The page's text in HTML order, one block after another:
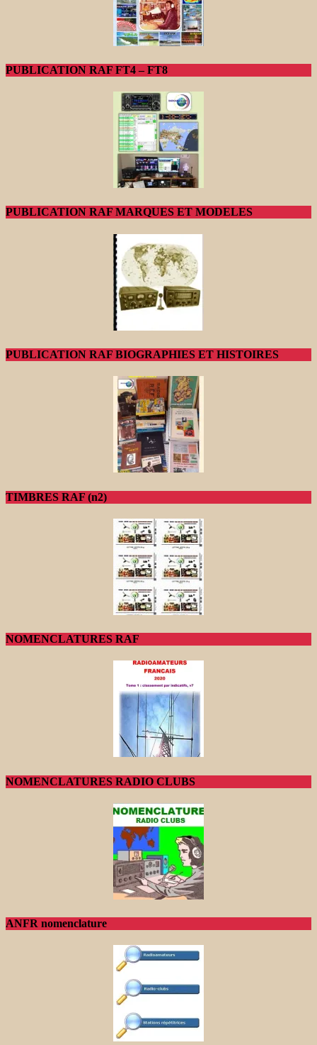
PUBLICATION RAF FT4 – FT8
PUBLICATION RAF MARQUES ET MODELES
PUBLICATION RAF BIOGRAPHIES ET HISTOIRES
TIMBRES RAF (n2)
NOMENCLATURES RAF
NOMENCLATURES RADIO CLUBS
ANFR nomenclature